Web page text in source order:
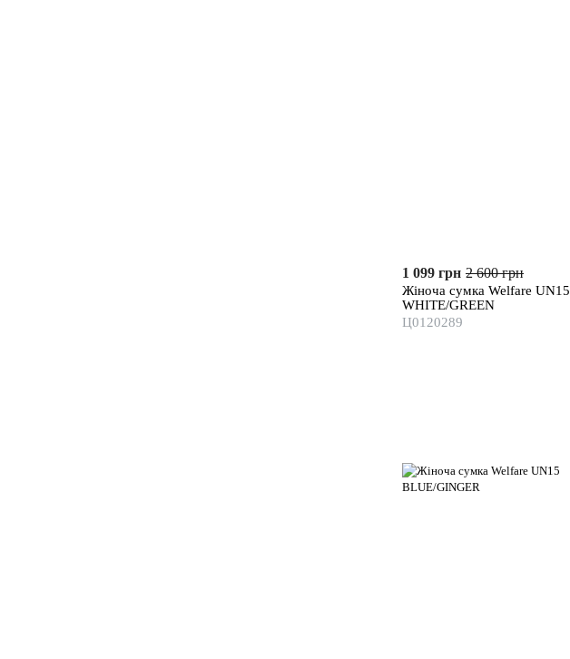
1 099 грн 2 600 грн
Жіноча сумка Welfare UN15
WHITE/GREEN
Ц0120289